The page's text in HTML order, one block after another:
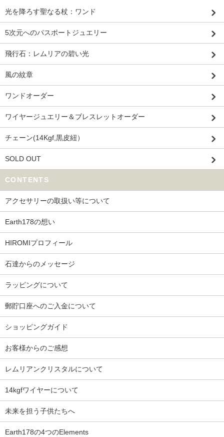
光を降ろす聖なる杖：ワンド
5次元へのパスポートジュエリー
飛行石：レムリアの碧い光
風の紋章
ワンドオーダー
ワイヤージュエリー＆ブレスレットオーダー
チェーン(14Kgf,黒皮紐）
SOLD OUT
CONTENTS
アクセサリーの取扱い等について
Earth178の想い
HIROMIプロフィール
石達からのメッセージ
ラッピングについて
郵貯口座へのご入金について
ショッピングガイド
お客様からのご感想
レムリアンクリスタルについて
14kgfワイヤーについて
未来を担う子供たちへ
Earth178の4つのElements